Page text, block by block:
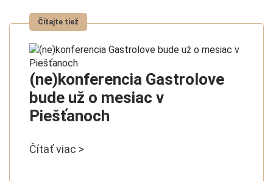
(ne)konferencia Gastrolove
bude už o mesiac v
Piešťanoch
Čítať viac >